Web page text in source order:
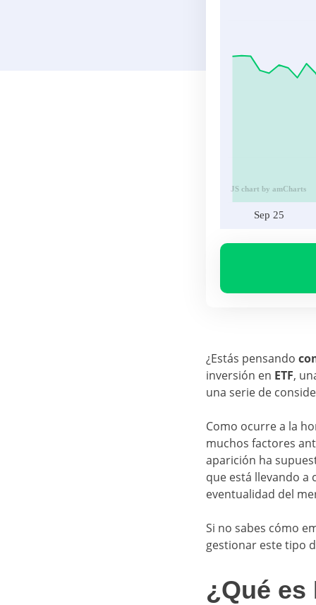
Sep 25
JS chart by amCharts
¿Estás pensando
inversión en ETF,
una serie de
Como ocurre a la
muchos factores
aparición ha
que está llevando a
eventualidad del
Si no sabes cómo
gestionar este tipo
¿Qué